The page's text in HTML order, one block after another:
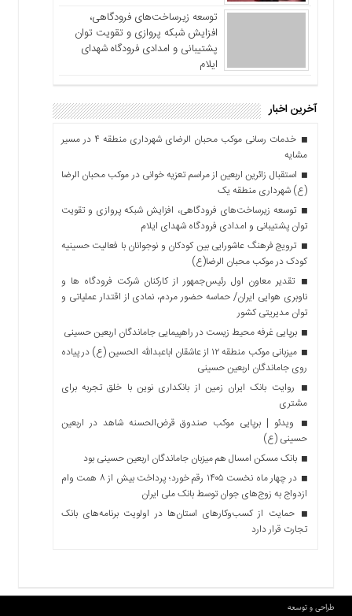
توسعه زیرساخت‌های فرودگاهی،
افزایش شبکه پروازی و تقویت توان
پشتیبانی و امدادی فرودگاه شهدای
ایلام
آخرین اخبار
خدمات رسانی موکب محبان الرضای شهرداری منطقه ۴ در مسیر
مشایه
استقبال زائرین اربعین از مراسم تعزیه خوانی در موکب محبان الرضا
(ع) شهرداری منطقه یک
توسعه زیرساخت‌های فرودگاهی، افزایش شبکه پروازی و تقویت
توان پشتیبانی و امدادی فرودگاه شهدای ایلام
ترویج فرهنگ عاشورایی بین کودکان و نوجوانان با فعالیت حسینیه
کودک در موکب محبان الرضا(ع)
تقدیر معاون اول رئیس‌جمهور از کارکنان شرکت فرودگاه ها و
ناوبری هوایی ایران/ حماسه حضور مردم، نمادی از اقتدار عملیاتی و
توان مدیریتی کشور
برپایی غرفه محیط زیست در راهپیمایی جاماندگان اربعین حسینی
میزبانی موکب منطقه ۱۲ از عاشقان اباعبدالله الحسین (ع) در پیاده
روی جاماندگان اربعین حسینی
روایت بانک ایران زمین از بانکداری نوین با خلق تجربه برای
مشتری
ویدئو | برپایی موکب صندوق قرض‌الحسنه شاهد در اربعین
حسینی (ع)
بانک مسکن امسال هم میزبان جاماندگان اربعین حسینی بود
در چهار ماه نخست ۱۴۰۵ رقم خورد؛ پرداخت بیش از ۸ همت وام
ازدواج به زوج‌های جوان توسط بانک ملی ایران
حمایت از کسب‌وکارهای استان‌ها در اولویت برنامه‌های بانک
تجارت قرار دارد
طراحی و توسعه